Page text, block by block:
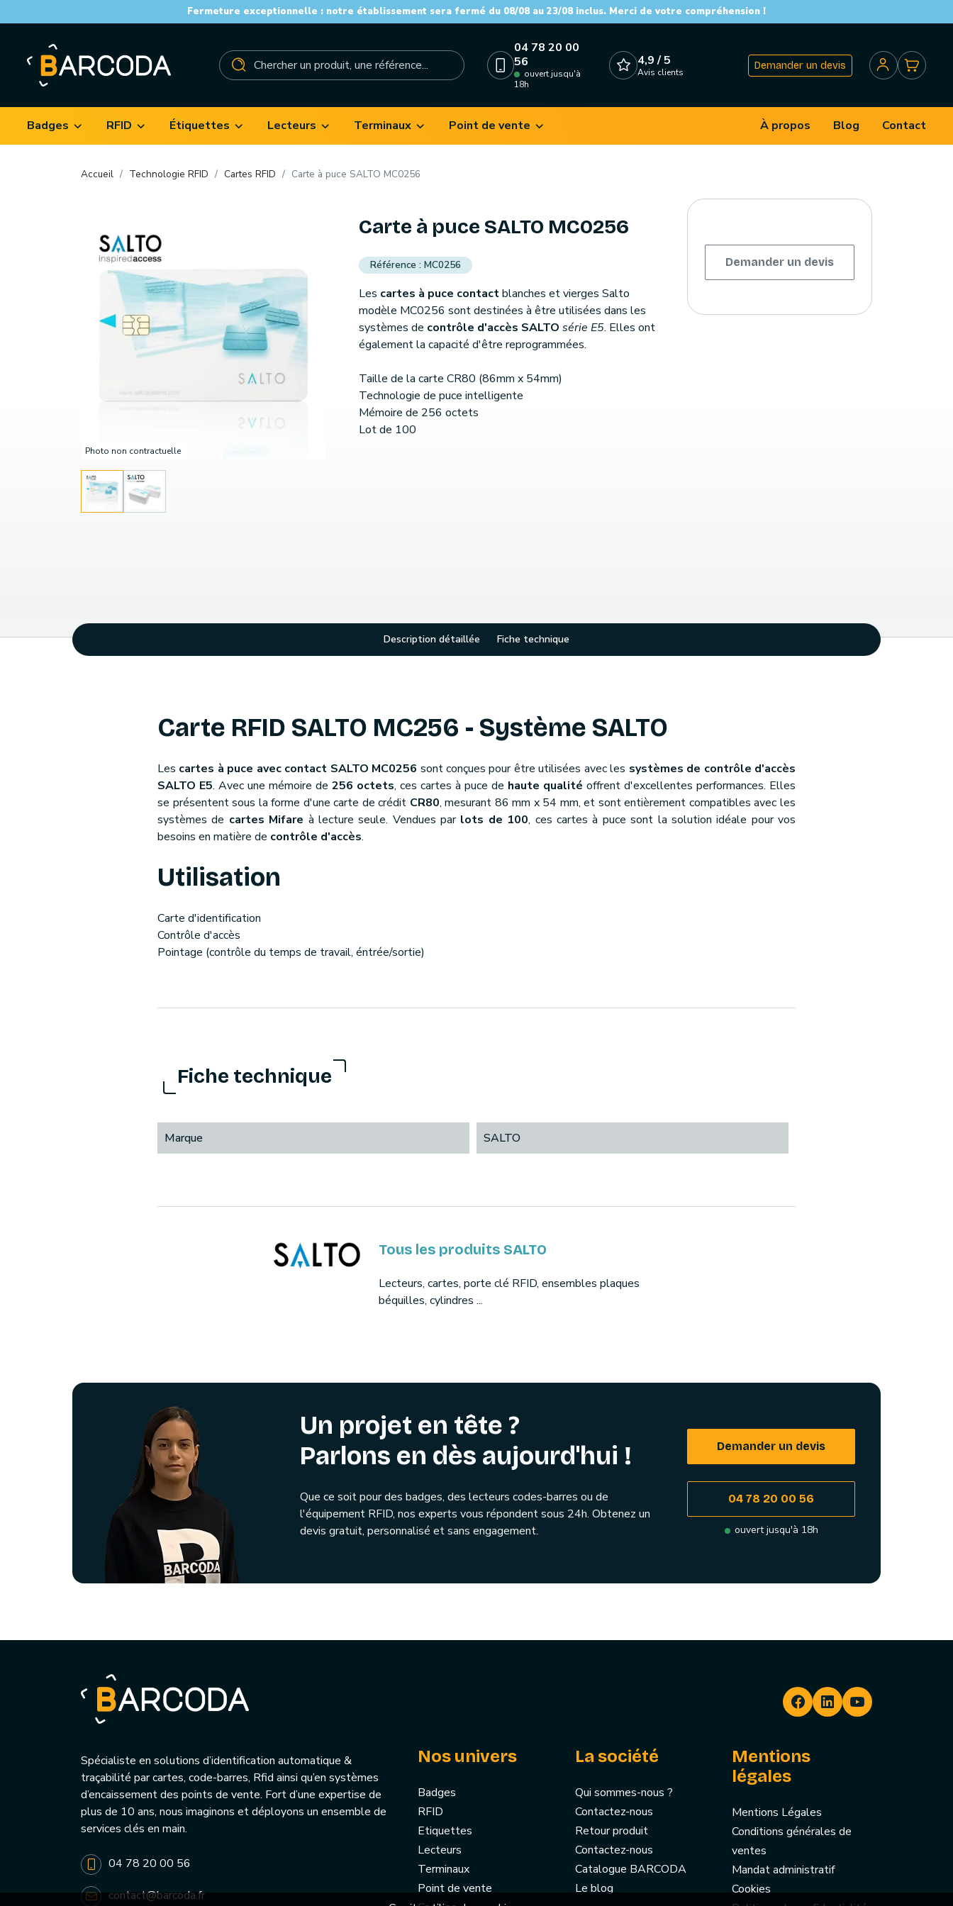
Fermeture exceptionnelle : notre établissement sera fermé du 08/08 au 23/08 inclus. Merci de votre compréhension !
04 78 20 00
56
ouvert jusqu'à
18h
4,9 / 5
Avis clients
Demander un devis
Badges RFID Étiquettes Lecteurs Terminaux Point de vente À propos Blog Contact
Accueil Technologie RFID Cartes RFID Carte à puce SALTO MC0256
Photo non contractuelle
Carte à puce SALTO MC0256
MC0256
Les cartes à puce contactblanches et vierges Salto
modèle MC0256 sont destinées à être utilisées dans les
systèmes de contrôle d'accès SALTO série E5. Elles ont
également la capacité d'être reprogrammées.
Taille de la carte CR80 (86mm x 54mm)
Technologie de puce intelligente
Mémoire de 256 octets
Lot de 100
Demander un devis
Description détaillée Fiche technique
Carte RFID SALTO MC256 - Système SALTO
Les cartes à puce avec contact SALTO MC0256 sont conçues pour être utilisées avec les systèmes de contrôle d'accès
SALTO E5. Avec une mémoire de 256 octets, ces cartes à puce de haute qualité offrent d'excellentes performances. Elles
se présentent sous la forme d'une carte de crédit CR80, mesurant 86 mm x 54 mm, et sont entièrement compatibles avec les
systèmes de cartes Mifare à lecture seule. Vendues par lots de 100, ces cartes à puce sont la solution idéale pour vos
besoins en matière de contrôle d'accès.
Utilisation
Carte d'identification
Contrôle d'accès
Pointage (contrôle du temps de travail, éntrée/sortie)
Fiche technique
Marque SALTO
Tous les produits SALTO
Lecteurs, cartes, porte clé RFID, ensembles plaques
béquilles, cylindres ...
Un projet en tête ?
Parlons en dès aujourd'hui !
Que ce soit pour des badges, des lecteurs codes-barres ou de
l'équipement RFID, nos experts vous répondent sous 24h. Obtenez un
devis gratuit, personnalisé et sans engagement.
Demander un devis
04 78 20 00 56
ouvert jusqu'à 18h
Spécialiste en solutions d’identification automatique &
traçabilité par cartes, code-barres, Rfid ainsi qu’en systèmes
d’encaissement des points de vente. Fort d’une expertise de
plus de 10 ans, nous imaginons et déployons un ensemble de
services clés en main.
04 78 20 00 56
contact@barcoda.fr
Nos univers
Badges
RFID
Etiquettes
Lecteurs
Terminaux
Point de vente
La société
Qui sommes-nous ?
Contactez-nous
Retour produit
Contactez-nous
Catalogue BARCODA
Le blog
Mentions
légales
Mentions Légales
Conditions générales de
ventes
Mandat administratif
Cookies